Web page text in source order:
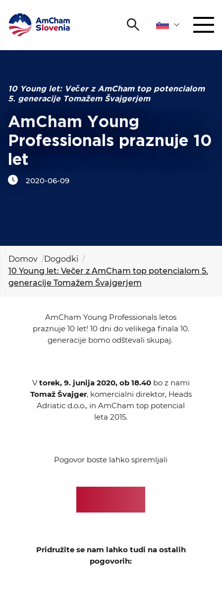
Išči
ZAGOVORNIŠTVO
AmChamYOUNG
MEDNARODNO SODELOVANJE
ČLANSTVO
NOVICE
KONTAKT
GALERIJA
10 Young let: Večer z AmCham top potencialom
5. generacije Tomažem Švajgerjem
AmCham Young
Professionals praznuje 10
let
2020-06-09
Domov
Dogodki
10 Young let: Večer z AmCham top potencialom 5.
generacije Tomažem Švajgerjem
AmCham Young Professionals letos
praznuje 10 let! 10 dni do velikega finala 10.
generacije bomo odštevali skupaj.
Vtorek, 9. junija 2020, ob 18.40bo z nami
Tomaž Švajger, komercialni direktor, Heads
Adriatic d.o.o., in AmCham top potencial
leta 2015.
Pogovor boste lahko spremljali
Pridružite se nam lahko tudi na ostalih
pogovorih: